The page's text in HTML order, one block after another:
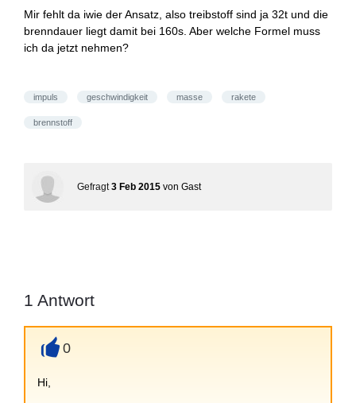
Mir fehlt da iwie der Ansatz, also treibstoff sind ja 32t und die
brenndauer liegt damit bei 160s. Aber welche Formel muss
ich da jetzt nehmen?
impuls geschwindigkeit masse rakete
brennstoff
Gefragt 3 Feb 2015 von Gast
1 Antwort
0
Hi,